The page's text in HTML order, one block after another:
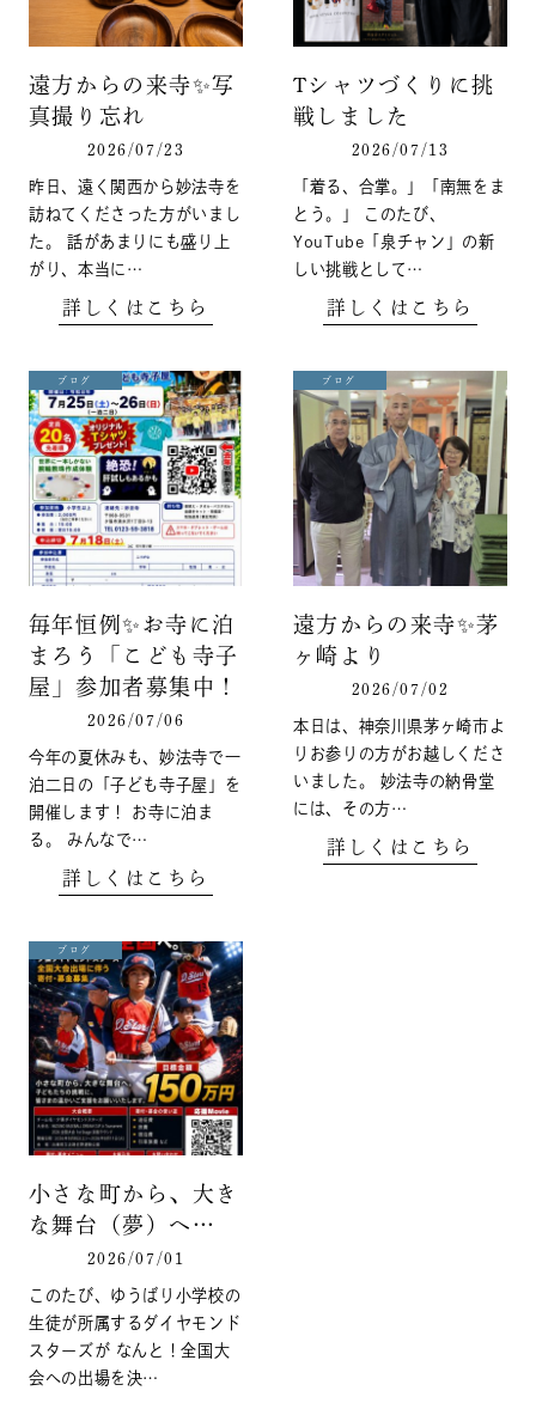
遠方からの来寺✨️写
真撮り忘れ
2026/07/23
昨日、遠く関西から妙法寺を
訪ねてくださった方がいまし
た。 話があまりにも盛り上
がり、本当に…
詳しくはこちら
Tシャツづくりに挑
戦しました
2026/07/13
「着る、合掌。」「南無をま
とう。」 このたび、
YouTube「泉チャン」の新
しい挑戦として…
詳しくはこちら
ブログ
毎年恒例✨️お寺に泊
まろう「こども寺子
屋」参加者募集中！
2026/07/06
今年の夏休みも、妙法寺で一
泊二日の「子ども寺子屋」を
開催します！ お寺に泊ま
る。 みんなで…
詳しくはこちら
ブログ
遠方からの来寺✨️茅
ヶ崎より
2026/07/02
本日は、神奈川県茅ヶ崎市よ
りお参りの方がお越しくださ
いました。 妙法寺の納骨堂
には、その方…
詳しくはこちら
ブログ
小さな町から、大き
な舞台（夢）へ…
2026/07/01
このたび、ゆうばり小学校の
生徒が所属するダイヤモンド
スターズが なんと！全国大
会への出場を決…